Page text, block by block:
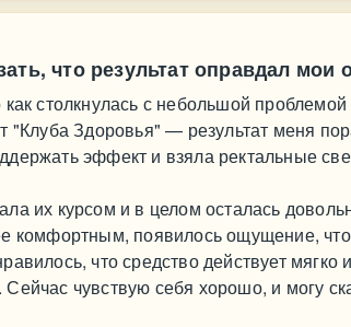
что результат оправдал мои
как столкнулась с небольшой
"Клуба Здоровья" — результат меня
эффект и взяла ректальные
их курсом и в целом осталась
комфортным, появилось ощущение,
что средство действует
чувствую себя хорошо, и могу